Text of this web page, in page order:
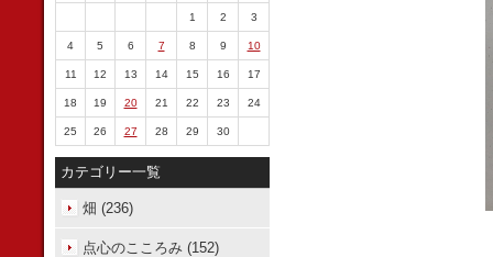
1 2 3
4 5 6 7 8 9 10
11 12 13 14 15 16 17
18 19 20 21 22 23 24
25 26 27 28 29 30
カテゴリー一覧
畑 (236)
点心のこころみ (152)